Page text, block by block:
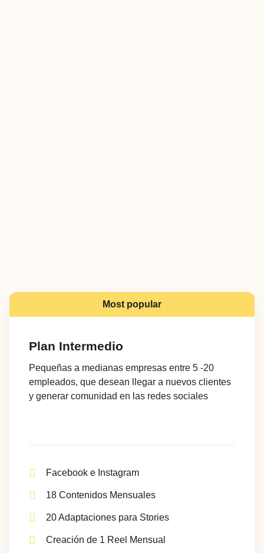
Most popular
Plan Intermedio
Pequeñas a medianas empresas entre 5 -20
empleados, que desean llegar a nuevos clientes
y generar comunidad en las redes sociales
Facebook e Instagram
18 Contenidos Mensuales
20 Adaptaciones para Stories
Creación de 1 Reel Mensual